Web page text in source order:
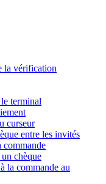
la vérification
terminal
curseur
entre les invités
commande
chèque
la commande au